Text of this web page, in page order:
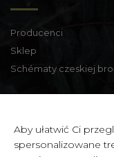
Producenci
Sklep
Schématy czeskiej
Aby ułatwić Ci
spersonalizowane